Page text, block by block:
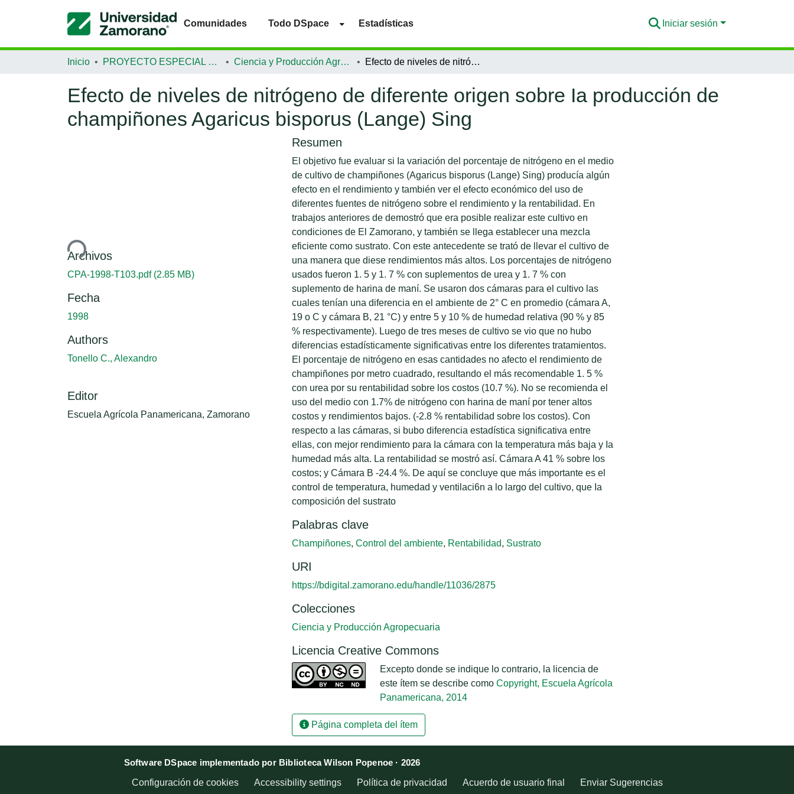
Comunidades Todo DSpace Estadísticas Iniciar sesión
Inicio PROYECTO ESPECIAL DE GRADUACIÓN Ciencia y Producción Agropecuaria Efecto de niveles de nitrógeno de diferente origen sobre Ia producción de champiñones Agaricus bisporus (Lange) Sing
Efecto de niveles de nitrógeno de diferente origen sobre Ia producción de
champiñones Agaricus bisporus (Lange) Sing
Cargando...
Archivos
CPA-1998-T103.pdf (2.85 MB)
Fecha
1998
Authors
Tonello C., Alexandro
Editor
Escuela Agrícola Panamericana, Zamorano
Resumen
El objetivo fue evaluar si Ia variación del porcentaje de nitrógeno en el medio
de cultivo de champiñones (Agaricus bisporus (Lange) Sing) producía algún
efecto en el rendimiento y también ver el efecto económico del uso de
diferentes fuentes de nitrógeno sobre el rendimiento y Ia rentabilidad. En
trabajos anteriores de demostró que era posible realizar este cultivo en
condiciones de El Zamorano, y también se llega establecer una mezcla
eficiente como sustrato. Con este antecedente se trató de llevar el cultivo de
una manera que diese rendimientos más altos. Los porcentajes de nitrógeno
usados fueron 1. 5 y 1. 7 % con suplementos de urea y 1. 7 % con
suplemento de harina de maní. Se usaron dos cámaras para el cultivo las
cuales tenían una diferencia en el ambiente de 2° C en promedio (cámara A,
19 o C y cámara B, 21 °C) y entre 5 y 10 % de humedad relativa (90 % y 85
% respectivamente). Luego de tres meses de cultivo se vio que no hubo
diferencias estadísticamente significativas entre los diferentes tratamientos.
El porcentaje de nitrógeno en esas cantidades no afecto el rendimiento de
champiñones por metro cuadrado, resultando el más recomendable 1. 5 %
con urea por su rentabilidad sobre los costos (10.7 %). No se recomienda el
uso del medio con 1.7% de nitrógeno con harina de maní por tener altos
costos y rendimientos bajos. (-2.8 % rentabilidad sobre los costos). Con
respecto a las cámaras, si bubo diferencia estadística significativa entre
ellas, con mejor rendimiento para Ia cámara con Ia temperatura más baja y Ia
humedad más alta. La rentabilidad se mostró así. Cámara A 41 % sobre los
costos; y Cámara B -24.4 %. De aquí se concluye que más importante es el
control de temperatura, humedad y ventilaci6n a lo largo del cultivo, que Ia
composición del sustrato
Palabras clave
Champiñones, Control del ambiente, Rentabilidad, Sustrato
URI
https://bdigital.zamorano.edu/handle/11036/2875
Colecciones
Ciencia y Producción Agropecuaria
Licencia Creative Commons
Excepto donde se indique lo contrario, la licencia de
este ítem se describe como Copyright, Escuela Agrícola
Panamericana, 2014
Página completa del ítem
Software DSpace implementado por Biblioteca Wilson Popenoe · 2026
Configuración de cookies
Accessibility settings Política de privacidad Acuerdo de usuario final Enviar Sugerencias